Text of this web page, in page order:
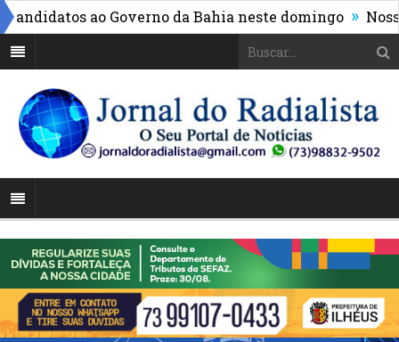
ao Governo da Bahia neste domingo » Nossa